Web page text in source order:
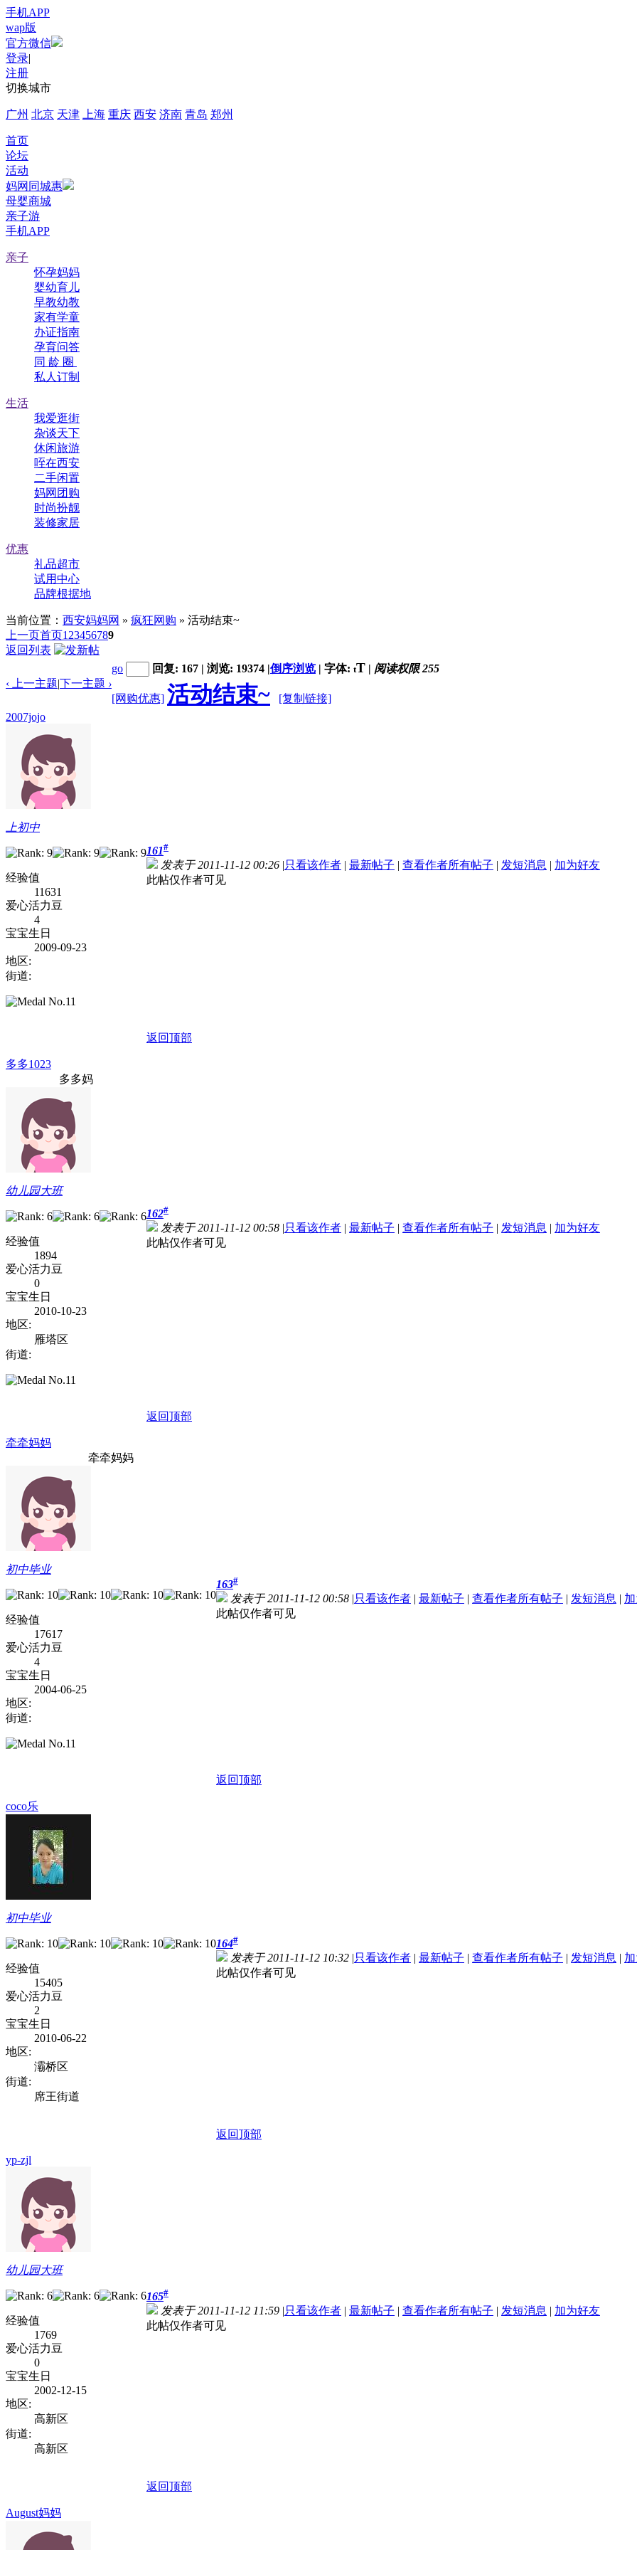
手机APP
wap版
官方微信
登录|
注册
切换城市
广州 北京 天津 上海 重庆 西安 济南 青岛 郑州
首页
论坛
活动
妈网同城惠
母婴商城
亲子游
手机APP
亲子
怀孕妈妈
婴幼育儿
早教幼教
家有学童
办证指南
孕育问答
同 龄 圈
私人订制
生活
我爱逛街
杂谈天下
休闲旅游
咥在西安
二手闲置
妈网团购
时尚扮靓
装修家居
优惠
礼品超市
试用中心
品牌根据地
当前位置： 西安妈妈网 » 疯狂网购 » 活动结束~
上一页首页1 23456789
返回列表
‹ 上一主题|下一主题 ›
go 回复: 167 | 浏览: 19374 |倒序浏览 | 字体: tT | 阅读权限 255
[网购优惠] 活动结束~
[复制链接]
2007jojo
上初中
经验值
11631
爱心活力豆
4
宝宝生日
2009-09-23
地区:
街道:
161#
发表于 2011-11-12 00:26 |只看该作者 | 最新帖子 | 查看作者所有帖子 | 发短消息 | 加为好友
此帖仅作者可见
返回顶部
多多1023
多多妈
幼儿园大班
经验值
1894
爱心活力豆
0
宝宝生日
2010-10-23
地区:
雁塔区
街道:
162#
发表于 2011-11-12 00:58 |只看该作者 | 最新帖子 | 查看作者所有帖子 | 发短消息 | 加为好友
此帖仅作者可见
返回顶部
牵牵妈妈
牵牵妈妈
初中毕业
经验值
17617
爱心活力豆
4
宝宝生日
2004-06-25
地区:
街道:
163#
发表于 2011-11-12 00:58 |只看该作者 | 最新帖子 | 查看作者所有帖子 | 发短消息 |
此帖仅作者可见
返回顶部
coco乐
初中毕业
经验值
15405
爱心活力豆
2
宝宝生日
2010-06-22
地区:
灞桥区
街道:
席王街道
164#
发表于 2011-11-12 10:32 |只看该作者 | 最新帖子 | 查看作者所有帖子 | 发短消息 |
此帖仅作者可见
返回顶部
yp-zjl
幼儿园大班
经验值
1769
爱心活力豆
0
宝宝生日
2002-12-15
地区:
高新区
街道:
高新区
165#
发表于 2011-11-12 11:59 |只看该作者 | 最新帖子 | 查看作者所有帖子 | 发短消息 | 加为好友
此帖仅作者可见
返回顶部
August妈妈